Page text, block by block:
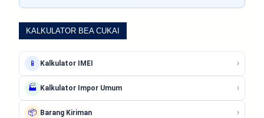
KALKULATOR BEA CUKAI
📱 Kalkulator IMEI ›
🏭 Kalkulator Impor Umum ›
📦 Barang Kiriman ›